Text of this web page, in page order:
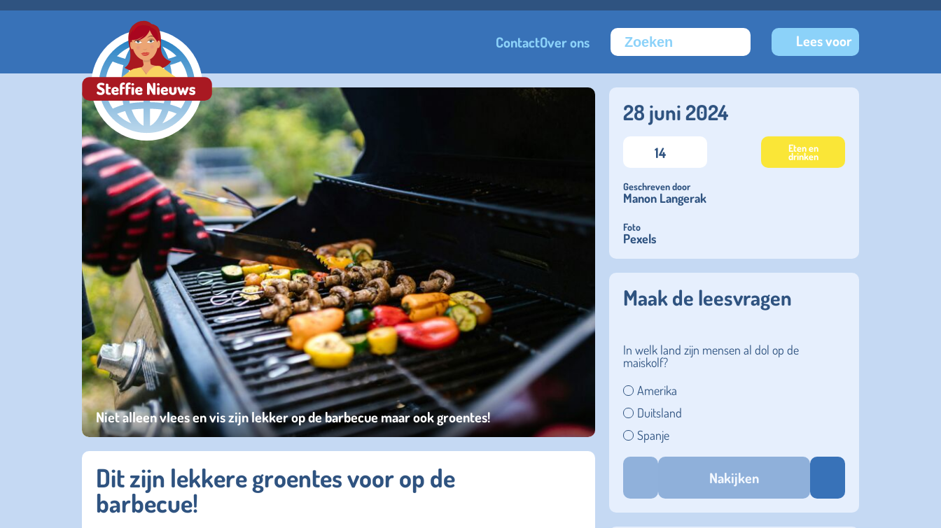
ContactOver ons Lees voor
Niet alleen vlees en vis zijn lekker op de barbecue maar ook groentes!
Dit zijn lekkere groentes voor op de
barbecue!
28 juni 2024
14
Geschreven door
Manon Langerak
Foto
Pexels
Eten en
drinken
Maak de leesvragen
In welk land zijn mensen al dol op de
maiskolf?
Amerika
Duitsland
Spanje
Nakijken